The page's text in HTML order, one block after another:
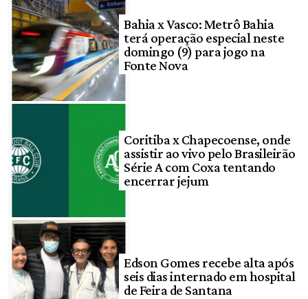
Bahia x Vasco: Metrô Bahia
terá operação especial neste
domingo (9) para jogo na
Fonte Nova
Coritiba x Chapecoense, onde
assistir ao vivo pelo Brasileirão
Série A com Coxa tentando
encerrar jejum
Edson Gomes recebe alta após
seis dias internado em hospital
de Feira de Santana